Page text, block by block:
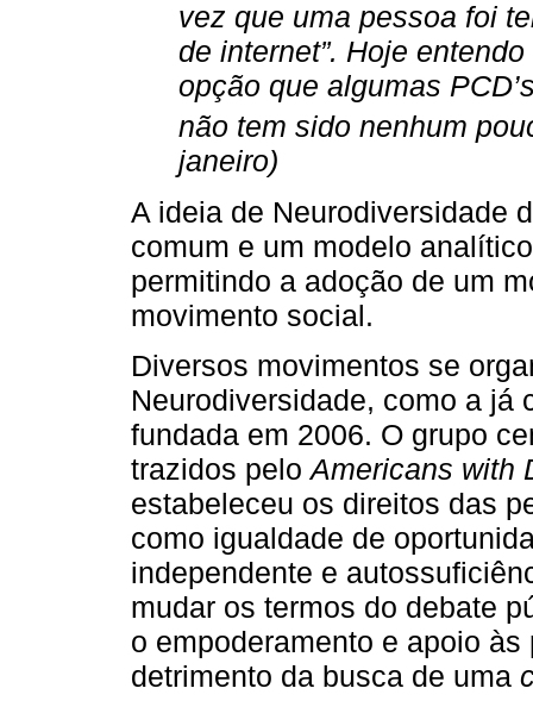
vez que uma pessoa foi
de internet”. Hoje
opção que algumas
não tem sido nenhum
janeiro)
A ideia de Neurodiversidade
comum e um modelo
permitindo a adoção de um
movimento social.
Diversos movimentos se
Neurodiversidade, como a já
fundada em 2006. O grupo
trazidos peloAmericans with
estabeleceu os direitos das
como igualdade de
independente e
mudar os termos do debate
o empoderamento e apoio
detrimento da busca de uma